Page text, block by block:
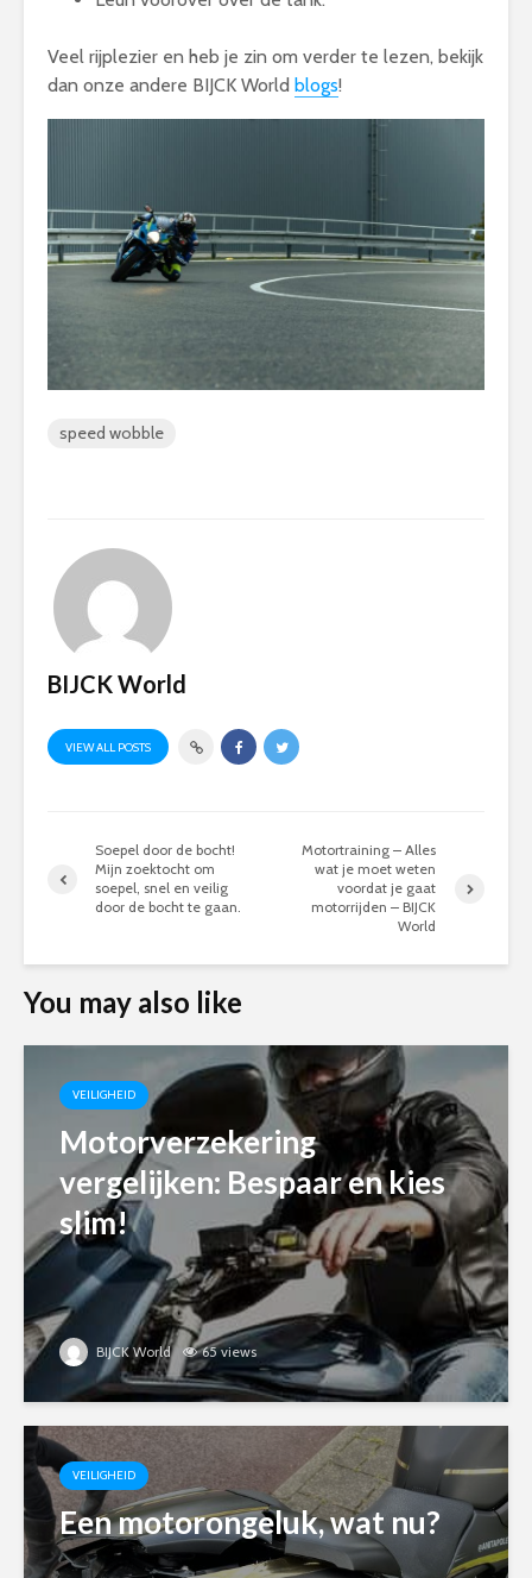
Veel rijplezier en heb je zin om verder te lezen, bekijk
dan onze andere BIJCK World blogs!
speed wobble
BIJCK World
VIEW ALL POSTS
Soepel door de bocht!
Mijn zoektocht om
soepel, snel en veilig
door de bocht te gaan.
Motortraining – Alles
wat je moet weten
voordat je gaat
motorrijden – BIJCK
World
You may also like
VEILIGHEID
Motorverzekering
vergelijken: Bespaar en kies
slim!
BIJCK World 65 views
VEILIGHEID
Een motorongeluk, wat nu?